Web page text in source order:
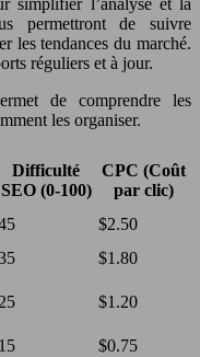
simplifier l’analyse et la
permettront de suivre
les tendances du marché.
réguliers et à jour.
de comprendre les
les organiser.
Difficulté
SEO (0-100)
CPC (Coût
par clic)
$2.50
$1.80
25
$1.20
15 $0.75